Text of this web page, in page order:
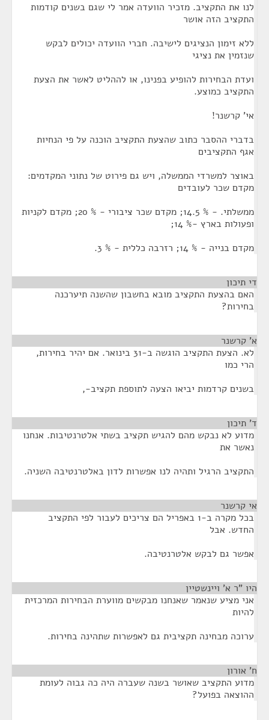
לנו את התקציב. מזכיר הוועדה אמר לי שגם בשנים קודמות
התקציב הזה אושר
ללא זימון הנציגים לישיבה. חברי הוועדה יכולים לבקש
שנזמין את נציגי
ועדת הבחירות להופיע בפנינו, או לההליט לאשר את הצעת
התקציב כמוצע.
אי' קרשנר!
בדברי ההסבר כתוב שהצעת התקציב הוכנה על פי הנחיות
אגף התקציבים
באוצר למשרדי הממשלה, ויש גם פירוט של נתוני המקדמים:
מקדם שכר לעובדים
ממשלתי. - % 14.5; מקדם שכר ציבורי - % 20; מקדם לקניות
ופעולות בארץ -% 14;
מקדם בנייה - % 14; רזרבה כללית - % 3.
די תיכון
האם בהצעת התקציב מובא בחשבון שהשנה תיערכנה
בחירות?
א' קרשנר
לא. הצעת התקציב הוגשה ב-31 בינואר. אם יהיר בחירות,
הרי כמו
בשנים קרדמות יביאו הצעה לתוספת תקציב-,
ד' תיכון
מדוע לא נבקש מהם להגיש תקציב בשתי אלטרנטיבות. אנחנו
נאשר את
התקציב הרגיל ותהיה לנו אפשרות לדון באלטרנטיבה השניה.
אי קרשנר
בכל מקרה ב-1 באפריל הם צריכים לעבור לפי התקציב
החדש. אבל
אפשר גם לבקש אלטרנטיבה.
היו "ר א' ויינשטיין
אני מציע שנאמר שאנחנו מבקשים מווערת הבחירות המרכזית
להיות
ערוכה מבחינה תקציבית גם לאפשרות שתהינה בחירות.
ח' אורון
מדוע התקציב שאושר בשנה שעברה היה כה גבוה לעומת
ההוצאה בפועל?